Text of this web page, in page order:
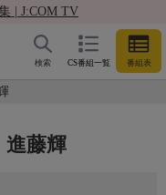
| J:COM TV
CS番組一覧 番組表
検索
進藤輝